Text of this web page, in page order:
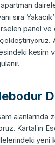
sıra
panel ve
kesim
alanlarında
Kartal’ın
yeni